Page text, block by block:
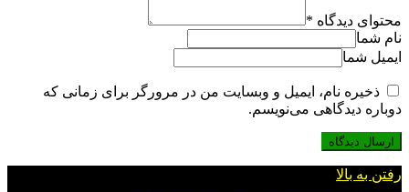
محتوای دیدگاه *
نام شما
ایمیل شما
ذخیره نام، ایمیل و وبسایت من در مرورگر برای زمانی که
دوباره دیدگاهی می‌نویسم.
رفتن به بالا